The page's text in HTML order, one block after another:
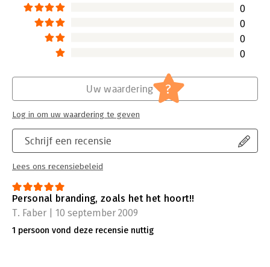
0
0
0
0
Schrijf een recensie
Lees ons recensiebeleid
Uw waardering ?
Log in om uw waardering te geven
Personal branding, zoals het het hoort!!
T. Faber | 10 september 2009
1 persoon vond deze recensie nuttig